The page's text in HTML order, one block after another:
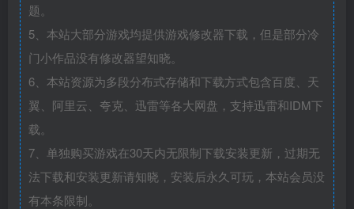
题。
5、本站大部分游戏均提供游戏修改器下载，但是部分冷
门小作品没有修改器望知晓。
6、本站资源为多段分布式存储和下载方式包含百度、天
翼、阿里云、夸克、迅雷等各大网盘，支持迅雷和IDM下
载。
7、单独购买游戏在30天内无限制下载安装更新，过期无
法下载和安装更新请知晓，安装后永久可玩，本站会员没
有本条限制。